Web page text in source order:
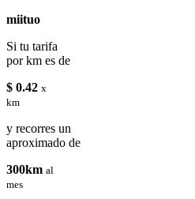
miituo
Si tu tarifa
por km es de
$ 0.42 x
km
y recorres un
aproximado de
300km al
mes